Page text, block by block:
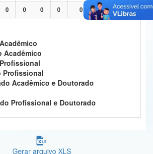
Regional
e dos Direitos Humanos
0 0 0 0 0 0 0
Acadêmico
Profissional
Acadêmico e Doutorado
Profissional e Doutorado
Gerar arquivo XLS